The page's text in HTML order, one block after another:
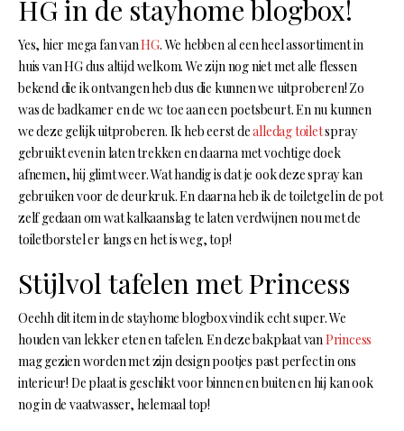
HG in de stayhome blogbox!
Yes, hier mega fan vanHG. We hebben al een heel assortiment in
huis van HG dus altijd welkom. We zijn nog niet met alle flessen
bekend die ik ontvangen heb dus die kunnen we uitproberen! Zo
was de badkamer en de wc toe aan een poetsbeurt. En nu kunnen
we deze gelijk uitproberen. Ik heb eerst dealledag toiletspray
gebruikt even in laten trekken en daarna met vochtige doek
afnemen, hij glimt weer. Wat handig is dat je ook deze spray kan
gebruiken voor de deurkruk. En daarna heb ik de toiletgel in de pot
zelf gedaan om wat kalkaanslag te laten verdwijnen nou met de
toiletborstel er langs en het is weg, top!
Stijlvol tafelen met Princess
Oeehh dit item in de stayhome blogbox vind ik echt super. We
houden van lekker eten en tafelen. En deze bakplaat vanPrincess
mag gezien worden met zijn design pootjes past perfect in ons
interieur! De plaat is geschikt voor binnen en buiten en hij kan ook
nog in de vaatwasser, helemaal top!